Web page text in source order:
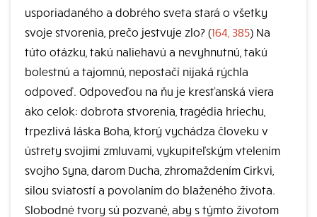
usporiadaného a dobrého sveta stará o všetky
svoje stvorenia, prečo jestvuje zlo? (164, 385) Na
túto otázku, takú naliehavú a nevyhnutnú, takú
bolestnú a tajomnú, nepostačí nijaká rýchla
odpoveď. Odpoveďou na ňu je kresťanská viera
ako celok: dobrota stvorenia, tragédia hriechu,
trpezlivá láska Boha, ktorý vychádza človeku v
ústrety svojimi zmluvami, vykupiteľským vtelením
svojho Syna, darom Ducha, zhromaždením Cirkvi,
silou sviatostí a povolaním do blaženého života.
Slobodné tvory sú pozvané, aby s týmto životom